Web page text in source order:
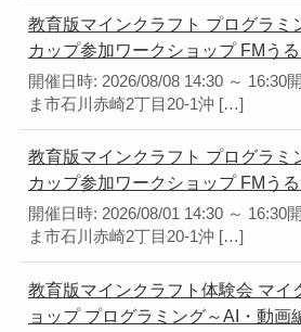
教育版マインクラフト プログラミ
カップ参加ワークショップ FMうる
開催日時: 2026/08/08 14:30 ～ 16:30
ま市石川赤崎2丁目20-1沖 […]
教育版マインクラフト プログラミ
カップ参加ワークショップ FMうる
開催日時: 2026/08/01 14:30 ～ 16:30
ま市石川赤崎2丁目20-1沖 […]
教育版マインクラフト体験会 マイ
ョップ プログラミング～AI・動画